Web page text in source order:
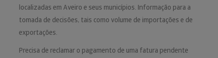
localizadas em Aveiro e seus municípios. Informação para a
tomada de decisões, tais como volume de importações e de
exportações.
Precisa de reclamar o pagamento de uma fatura pendente